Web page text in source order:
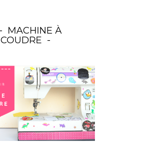
MACHINE À
COUDRE